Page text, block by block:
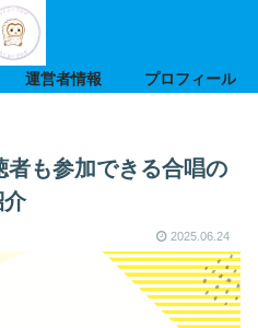
運営者情報 プロフィール
者も参加できる合唱の
介
2025.06.24